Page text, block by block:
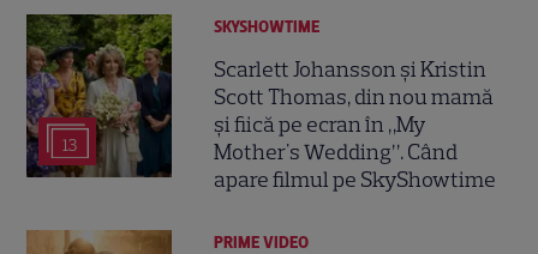
13
SKYSHOWTIME
Scarlett Johansson și Kristin
Scott Thomas, din nou mamă
și fiică pe ecran în „My
Mother's Wedding”. Când
apare filmul pe SkyShowtime
PRIME VIDEO